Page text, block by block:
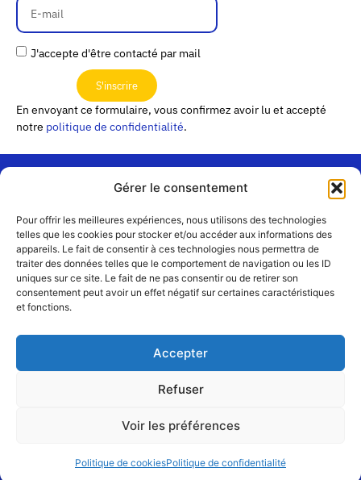
Gérer le consentement
Pour offrir les meilleures expériences, nous utilisons des technologies
telles que les cookies pour stocker et/ou accéder aux informations des
appareils. Le fait de consentir à ces technologies nous permettra de
traiter des données telles que le comportement de navigation ou les ID
uniques sur ce site. Le fait de ne pas consentir ou de retirer son
consentement peut avoir un effet négatif sur certaines caractéristiques
et fonctions.
Accepter
Refuser
Voir les préférences
Politique de cookiesPolitique de confidentialité
J'accepte d'être contacté par mail
S'inscrire
En envoyant ce formulaire, vous confirmez avoir lu et accepté
notre politique de confidentialité.
Contact
Équipe
Mentions
légales
« Les
Passerelles »
24 Avenue
Joannès
Masset
CS51001
cedex 09
+33 4 72 19
secretariat@choralies.org
Rejoignez-
nous